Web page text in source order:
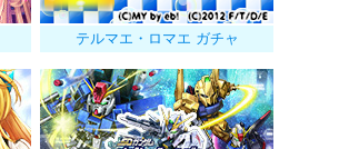
テルマエ・ロマエ ガチャ